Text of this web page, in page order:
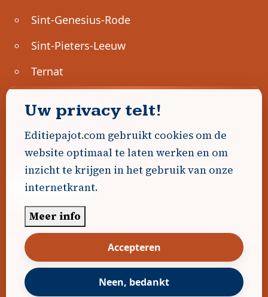
Sint-Genesius-Rode
Sint-Pieters-Leeuw
Ternat
Geen advertenties gevonden.
Uw advertentie hier? Contacteer ons!
Word Partner!
© 2026 Editiepajot.com
Algemene voorwaarden
|Disclaimer Privacybeleid Cookiebeleid|
Gerealiseerd doorDavidHosse.net
Uw privacy telt!
Editiepajot.com gebruikt cookies om de
website optimaal te laten werken en om
inzicht te krijgen in het gebruik van onze
internetkrant.
Meer info
Accepteren
Neen, bedankt